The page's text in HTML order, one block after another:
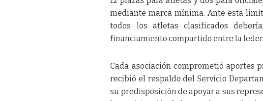
mediante marca mínima. Ante esta
todos los atletas clasificados
financiamiento compartido entre la
Cada asociación comprometió aportes
recibió el respaldo del Servicio
su predisposición de apoyar a sus